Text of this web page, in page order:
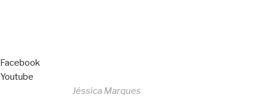
Facebook
Youtube
Jéssica Marques